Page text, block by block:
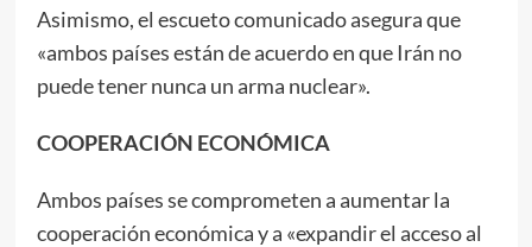
Asimismo, el escueto comunicado asegura que
«ambos países están de acuerdo en que Irán no
puede tener nunca un arma nuclear».
COOPERACIÓN ECONÓMICA
Ambos países se comprometen a aumentar la
cooperación económica y a «expandir el acceso al